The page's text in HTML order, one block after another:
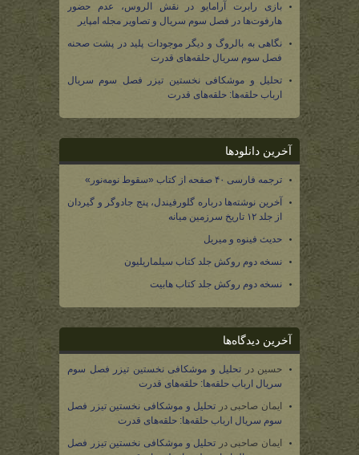
بازی رابرت آرامایو در نقش الروس، عدم حضور
هارفوت‌ها در فصل سوم سریال و تصاویر مجله امپایر
نگاهی به بالروگ و دیگر موجودات پلید در پشت صحنه
فصل سوم سریال حلقه‌های قدرت
تحلیل و موشکافی نخستین تیزر فصل سوم سریال
ارباب حلقه‌ها: حلقه‌های قدرت
آخرین دانلودها
ترجمه فارسی ۴۰ صفحه از کتاب «سقوط نومه‌نور»
آخرین نوشته‌ها درباره گلورفیندل، پنج جادوگر و گیردان
از جلد ۱۲ تاریخ سرزمین میانه
حدیث فینوه و میریل
نسخه دوم روکش جلد کتاب سیلماریلیون
نسخه دوم روکش جلد کتاب هابیت
آخرین دیدگاه‌ها
حسین در تحلیل و موشکافی نخستین تیزر فصل سوم
سریال ارباب حلقه‌ها: حلقه‌های قدرت
ایمان صاحبی در تحلیل و موشکافی نخستین تیزر فصل
سوم سریال ارباب حلقه‌ها: حلقه‌های قدرت
ایمان صاحبی در تحلیل و موشکافی نخستین تیزر فصل